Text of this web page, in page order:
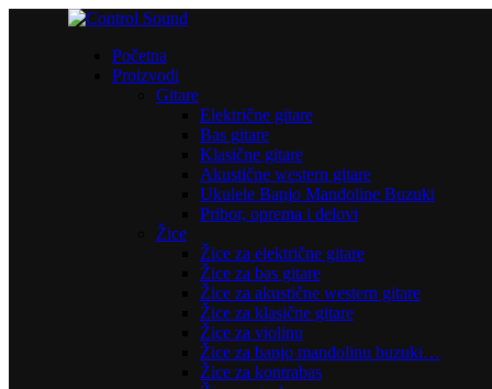
Početna
Proizvodi
Gitare
Električne gitare
Bas gitare
Klasične gitare
Akustične western gitare
Ukulele Banjo Mandoline Buzuki
Pribor, oprema i delovi
Žice
Žice za električne gitare
Žice za bas gitare
Žice za akustične western gitare
Žice za klasične gitare
Žice za violinu
Žice za banjo mandolinu buzuki…
Žice za kontrabas